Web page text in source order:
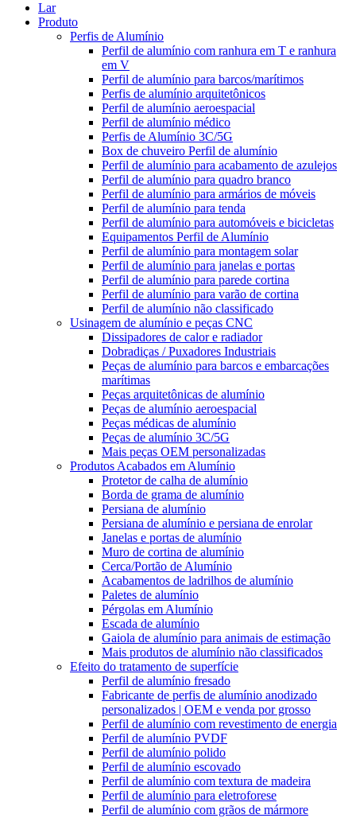
Lar
Produto
Perfis de Alumínio
Perfil de alumínio com ranhura em T e ranhura
em V
Perfil de alumínio para barcos/marítimos
Perfis de alumínio arquitetônicos
Perfil de alumínio aeroespacial
Perfil de alumínio médico
Perfis de Alumínio 3C/5G
Box de chuveiro Perfil de alumínio
Perfil de alumínio para acabamento de azulejos
Perfil de alumínio para quadro branco
Perfil de alumínio para armários de móveis
Perfil de alumínio para tenda
Perfil de alumínio para automóveis e bicicletas
Equipamentos Perfil de Alumínio
Perfil de alumínio para montagem solar
Perfil de alumínio para janelas e portas
Perfil de alumínio para parede cortina
Perfil de alumínio para varão de cortina
Perfil de alumínio não classificado
Usinagem de alumínio e peças CNC
Dissipadores de calor e radiador
Dobradiças / Puxadores Industriais
Peças de alumínio para barcos e embarcações
marítimas
Peças arquitetônicas de alumínio
Peças de alumínio aeroespacial
Peças médicas de alumínio
Peças de alumínio 3C/5G
Mais peças OEM personalizadas
Produtos Acabados em Alumínio
Protetor de calha de alumínio
Borda de grama de alumínio
Persiana de alumínio
Persiana de alumínio e persiana de enrolar
Janelas e portas de alumínio
Muro de cortina de alumínio
Cerca/Portão de Alumínio
Acabamentos de ladrilhos de alumínio
Paletes de alumínio
Pérgolas em Alumínio
Escada de alumínio
Gaiola de alumínio para animais de estimação
Mais produtos de alumínio não classificados
Efeito do tratamento de superfície
Perfil de alumínio fresado
Fabricante de perfis de alumínio anodizado
personalizados | OEM e venda por grosso
Perfil de alumínio com revestimento de energia
Perfil de alumínio PVDF
Perfil de alumínio polido
Perfil de alumínio escovado
Perfil de alumínio com textura de madeira
Perfil de alumínio para eletroforese
Perfil de alumínio com grãos de mármore